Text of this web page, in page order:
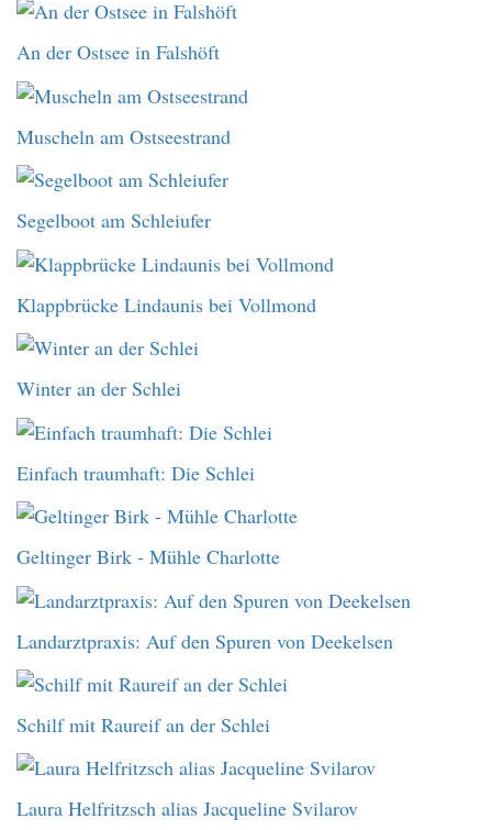
An der Ostsee in Falshöft
Muscheln am Ostseestrand
Segelboot am Schleiufer
Klappbrücke Lindaunis bei Vollmond
Winter an der Schlei
Einfach traumhaft: Die Schlei
Geltinger Birk - Mühle Charlotte
Landarztpraxis: Auf den Spuren von Deekelsen
Schilf mit Raureif an der Schlei
Laura Helfritzsch alias Jacqueline Svilarov